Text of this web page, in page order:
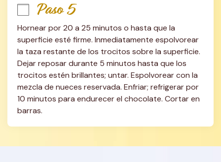
Paso 5
Hornear por 20 a 25 minutos o hasta que la
superficie esté firme. Inmediatamente espolvorear
la taza restante de los trocitos sobre la superficie.
Dejar reposar durante 5 minutos hasta que los
trocitos estén brillantes; untar. Espolvorear con la
mezcla de nueces reservada. Enfriar; refrigerar por
10 minutos para endurecer el chocolate. Cortar en
barras.